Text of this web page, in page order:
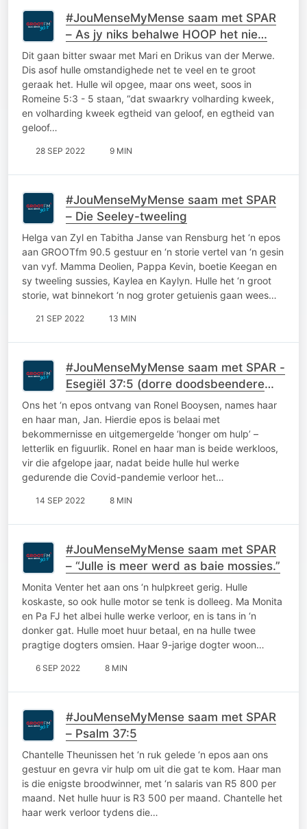
#JouMenseMyMense saam met SPAR
– As jy niks behalwe HOOP het nie…
Dit gaan bitter swaar met Mari en Drikus van der Merwe.
Dis asof hulle omstandighede net te veel en te groot
geraak het. Hulle wil opgee, maar ons weet, soos in
Romeine 5:3 - 5 staan, “dat swaarkry volharding kweek,
en volharding kweek egtheid van geloof, en egtheid van
geloof…
28 SEP 2022 9 MIN
#JouMenseMyMense saam met SPAR
– Die Seeley-tweeling
Helga van Zyl en Tabitha Janse van Rensburg het ‘n epos
aan GROOTfm 90.5 gestuur en ‘n storie vertel van ‘n gesin
van vyf. Mamma Deolien, Pappa Kevin, boetie Keegan en
sy tweeling sussies, Kaylea en Kaylyn. Hulle het ‘n groot
storie, wat binnekort ‘n nog groter getuienis gaan wees…
21 SEP 2022 13 MIN
#JouMenseMyMense saam met SPAR -
Esegiël 37:5 (dorre doodsbeendere
kry lewe)
Ons het ‘n epos ontvang van Ronel Booysen, names haar
en haar man, Jan. Hierdie epos is belaai met
bekommernisse en uitgemergelde ‘honger om hulp’ –
letterlik en figuurlik. Ronel en haar man is beide werkloos,
vir die afgelope jaar, nadat beide hulle hul werke
gedurende die Covid-pandemie verloor het…
14 SEP 2022 8 MIN
#JouMenseMyMense saam met SPAR
– “Julle is meer werd as baie mossies.”
Monita Venter het aan ons ‘n hulpkreet gerig. Hulle
koskaste, so ook hulle motor se tenk is dolleeg. Ma Monita
en Pa FJ het albei hulle werke verloor, en is tans in ‘n
donker gat. Hulle moet huur betaal, en na hulle twee
pragtige dogters omsien. Haar 9-jarige dogter woon…
6 SEP 2022 8 MIN
#JouMenseMyMense saam met SPAR
– Psalm 37:5
Chantelle Theunissen het ‘n ruk gelede ‘n epos aan ons
gestuur en gevra vir hulp om uit die gat te kom. Haar man
is die enigste broodwinner, met ‘n salaris van R5 800 per
maand. Net hulle huur is R3 500 per maand. Chantelle het
haar werk verloor tydens die…